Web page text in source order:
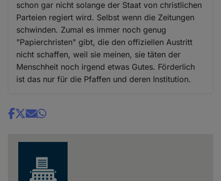
schon gar nicht solange der Staat von christlichen
Parteien regiert wird. Selbst wenn die Zeitungen
schwinden. Zumal es immer noch genug
"Papierchristen" gibt, die den offiziellen Austritt
nicht schaffen, weil sie meinen, sie täten der
Menschheit noch irgend etwas Gutes. Förderlich
ist das nur für die Pfaffen und deren Institution.
Share